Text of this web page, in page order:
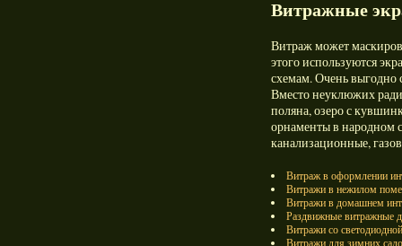
Витражные
Витраж может
этого используются
схемам. Очень выгодно
Вместо неуклюжих
поляна, озеро с
орнаменты в народном
канализационные,
Витраж в оформлении
Витражи в нежилом
Витражи в домашнем
Раздвижные витражные
Витражи со
Витражи для зимних